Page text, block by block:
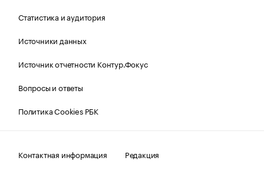
Статистика и аудитория
Источники данных
Источник отчетности Контур.Фокус
Вопросы и ответы
Политика Cookies РБК
Контактная информация Редакция